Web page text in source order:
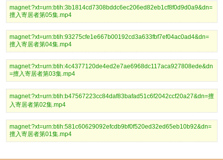
magnet:?xt=urn:btih:3b1814cd7308bddc6ec206ed82eb1cf8f0d9d0a9&dn=
擅入寄居者第05集.mp4
magnet:?xt=urn:btih:93275cfe1e667b00192cd3a633fbf7ef04ac0ad4&dn=
擅入寄居者第04集.mp4
magnet:?xt=urn:btih:4c4377120de4ed2e7ae6968dc117aca927808ede&dn
=擅入寄居者第03集.mp4
magnet:?xt=urn:btih:b47567223cc84daf83bafad51c6f2042ccf20a27&dn=擅
入寄居者第02集.mp4
magnet:?xt=urn:btih:581c60629092efcdb9bf0f520ed32ed65eb10b92&dn=
擅入寄居者第01集.mp4